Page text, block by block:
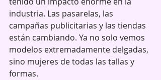
industria. Las pasarelas, las
campañas publicitarias y las tiendas
están cambiando. Ya no solo vemos
modelos extremadamente delgadas,
sino mujeres de todas las tallas y
formas.